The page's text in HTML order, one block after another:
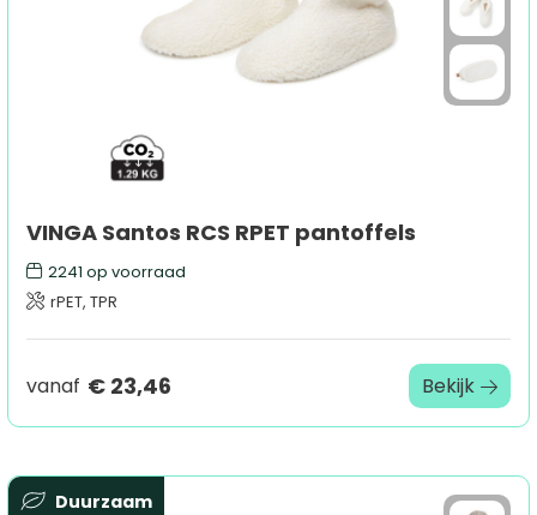
VINGA Santos RCS RPET pantoffels
2241 op voorraad
rPET, TPR
vanaf € 23,46 Bekijk
Duurzaam